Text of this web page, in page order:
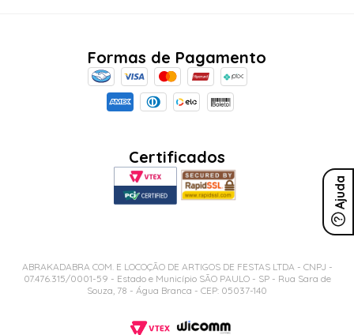
Ajuda
Formas de Pagamento
Certificados
ABRAKADABRA COM. E LOCOÇÃO DE ARTIGOS DE FESTAS LTDA - CNPJ -
07.476.315/0001-59 - Estado e Município SÃO PAULO - SP - Rua Sara de
Souza, 78 - Água Branca - CEP: 05037-140